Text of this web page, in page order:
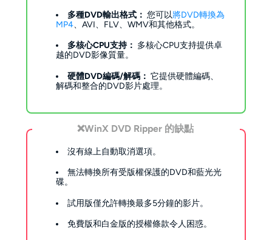
多種DVD輸出格式： 您可以將DVD轉換為
MP4、AVI、FLV、WMV和其他格式。
多核心CPU支持： 多核心CPU支持提供卓
越的DVD影像質量。
硬體DVD編碼/解碼： 它提供硬體編碼、
解碼和整合的DVD影片處理。
❌WinX DVD Ripper 的缺點
沒有線上自動取消選項。
無法轉換所有受版權保護的DVD和藍光光
碟。
試用版僅允許轉換最多5分鐘的影片。
免費版和白金版的授權條款令人困惑。